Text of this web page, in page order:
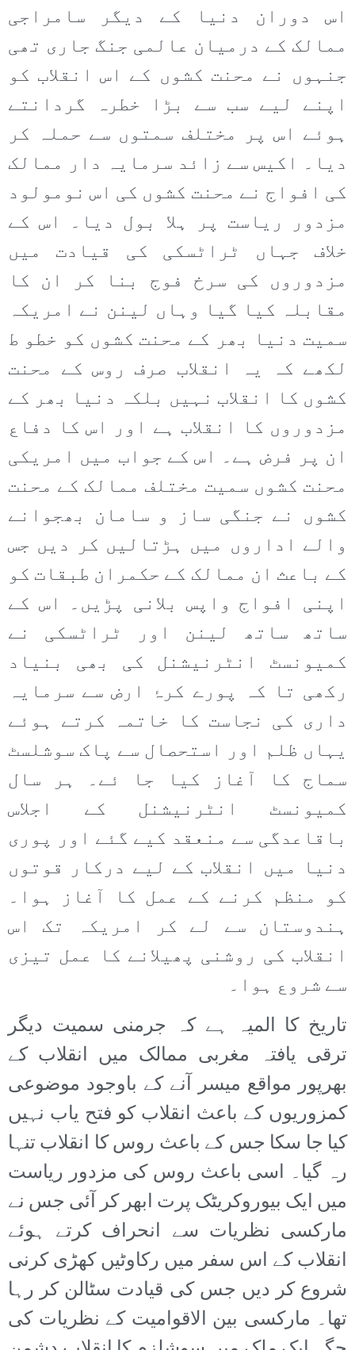
اس دوران دنیا کے دیگر سامراجی
ممالک کے درمیان عالمی جنگ جاری تھی
جنہوں نے محنت کشوں کے اس انقلاب کو
اپنے لیے سب سے بڑا خطرہ گردانتے
ہوئے اس پر مختلف سمتوں سے حملہ کر
دیا۔ اکیس سے زائد سرمایہ دار ممالک
کی افواج نے محنت کشوں کی اس نومولود
مزدور ریاست پر ہلا بول دیا۔ اس کے
خلاف جہاں ٹراٹسکی کی قیادت میں
مزدوروں کی سرخ فوج بنا کر ان کا
مقابلہ کیا گیا وہاں لینن نے امریکہ
سمیت دنیا بھر کے محنت کشوں کو خطو ط
لکھے کہ یہ انقلاب صرف روس کے محنت
کشوں کا انقلاب نہیں بلکہ دنیا بھر کے
مزدوروں کا انقلاب ہے اور اس کا دفاع
ان پر فرض ہے۔ اس کے جواب میں امریکی
محنت کشوں سمیت مختلف ممالک کے محنت
کشوں نے جنگی ساز و سامان بھجوانے
والے اداروں میں ہڑتالیں کر دیں جس
کے باعث ان ممالک کے حکمران طبقات کو
اپنی افواج واپس بلانی پڑیں۔ اس کے
ساتھ ساتھ لینن اور ٹراٹسکی نے
کمیونسٹ انٹرنیشنل کی بھی بنیاد
رکھی تا کہ پورے کرۂ ارض سے سرمایہ
داری کی نجاست کا خاتمہ کرتے ہوئے
یہاں ظلم اور استحصال سے پاک سوشلسٹ
سماج کا آغاز کیا جا ئے۔ ہر سال
کمیونسٹ انٹرنیشنل کے اجلاس
باقاعدگی سے منعقد کیے گئے اور پوری
دنیا میں انقلاب کے لیے درکار قوتوں
کو منظم کرنے کے عمل کا آغاز ہوا۔
ہندوستان سے لے کر امریکہ تک اس
انقلاب کی روشنی پھیلانے کا عمل تیزی
سے شروع ہوا۔
تاریخ کا المیہ ہے کہ جرمنی سمیت دیگر
ترقی یافتہ مغربی ممالک میں انقلاب کے
بھرپور مواقع میسر آنے کے باوجود موضوعی
کمزوریوں کے باعث انقلاب کو فتح یاب نہیں
کیا جا سکا جس کے باعث روس کا انقلاب تنہا
رہ گیا۔ اسی باعث روس کی مزدور ریاست
میں ایک بیوروکریٹک پرت ابھر کر آئی جس نے
مارکسی نظریات سے انحراف کرتے ہوئے
انقلاب کے اس سفر میں رکاوٹیں کھڑی کرنی
شروع کر دیں جس کی قیادت سٹالن کر رہا
تھا۔ مارکسی بین الاقوامیت کے نظریات کی